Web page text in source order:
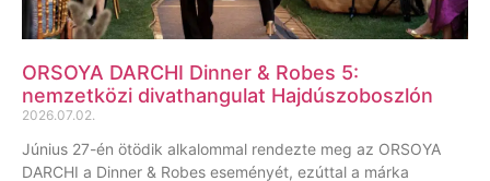
ORSOYA DARCHI Dinner & Robes 5:
nemzetközi divathangulat Hajdúszoboszlón
2026.07.02.
Június 27-én ötödik alkalommal rendezte meg az ORSOYA
DARCHI a Dinner & Robes eseményét, ezúttal a márka